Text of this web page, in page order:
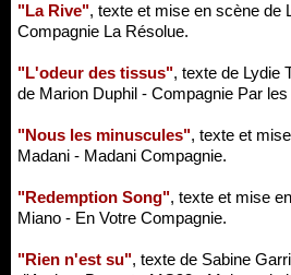
"La Rive", texte et mise en scène de
Compagnie La Résolue.
"L'odeur des tissus", texte de Lydie
de Marion Duphil - Compagnie Par
"Nous les minuscules", texte et
Madani - Madani Compagnie.
"Redemption Song", texte et mise
Miano - En Votre Compagnie.
"Rien n'est su", texte de Sabine